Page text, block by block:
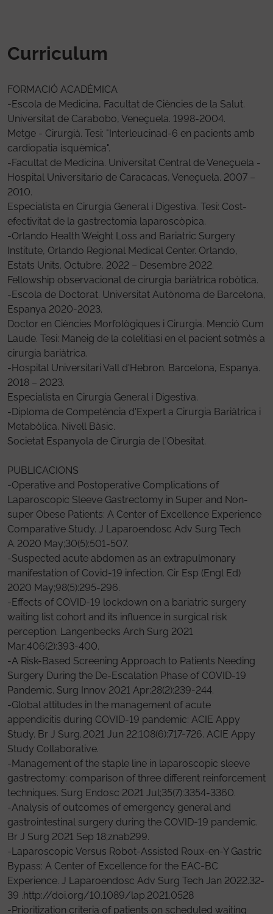
Curriculum
FORMACIÓ ACADÈMICA
-Escola de Medicina, Facultat de Ciències de la Salut.
Universitat de Carabobo, Veneçuela. 1998-2004.
Metge - Cirurgià. Tesi: "Interleucinad-6 en pacients amb
cardiopatia isquèmica".
-Facultat de Medicina. Universitat Central de Veneçuela -
Hospital Universitario de Caracacas, Veneçuela. 2007 –
2010.
Especialista en Cirurgia General i Digestiva. Tesi: Cost-
efectivitat de la gastrectomia laparoscòpica.
-Orlando Health Weight Loss and Bariatric Surgery
Institute, Orlando Regional Medical Center. Orlando,
Estats Units. Octubre, 2022 – Desembre 2022.
Fellowship observacional de cirurgia bariàtrica robòtica.
-Escola de Doctorat. Universitat Autònoma de Barcelona,
​​Espanya 2020-2023.
Doctor en Ciències Morfològiques i Cirurgia. Menció Cum
Laude. Tesi: Maneig de la colelitiasi en el pacient sotmès a
cirurgia bariàtrica.
-Hospital Universitari Vall d'Hebron. Barcelona, ​​Espanya.
2018 – 2023.
Especialista en Cirurgia General i Digestiva.
-Diploma de Competència d'Expert a Cirurgia Bariàtrica i
Metabòlica. Nivell Bàsic.
Societat Espanyola de Cirurgia de l´Obesitat.
PUBLICACIONS
-Operative and Postoperative Complications of
Laparoscopic Sleeve Gastrectomy in Super and Non-
super Obese Patients: A Center of Excellence Experience
Comparative Study. J Laparoendosc Adv Surg Tech
A. 2020 May;30(5):501-507.
-Suspected acute abdomen as an extrapulmonary
manifestation of Covid-19 infection. Cir Esp (Engl Ed)
2020 May;98(5):295-296.
-Effects of COVID-19 lockdown on a bariatric surgery
waiting list cohort and its influence in surgical risk
perception. Langenbecks Arch Surg 2021
Mar;406(2):393-400.
-A Risk-Based Screening Approach to Patients Needing
Surgery During the De-Escalation Phase of COVID-19
Pandemic. Surg Innov 2021 Apr;28(2):239-244.
-Global attitudes in the management of acute
appendicitis during COVID-19 pandemic: ACIE Appy
Study. Br J Surg. 2021 Jun 22;108(6):717-726. ACIE Appy
Study Collaborative.
-Management of the staple line in laparoscopic sleeve
gastrectomy: comparison of three different reinforcement
techniques. Surg Endosc 2021 Jul;35(7):3354-3360.
-Analysis of outcomes of emergency general and
gastrointestinal surgery during the COVID-19 pandemic.
Br J Surg 2021 Sep 18;znab299.
-Laparoscopic Versus Robot-Assisted Roux-en-Y Gastric
Bypass: A Center of Excellence for the EAC-BC
Experience. J Laparoendosc Adv Surg Tech Jan 2022.32-
39 .http://doi.org/10.1089/lap.2021.0528
-Prioritization criteria of patients on scheduled waiting